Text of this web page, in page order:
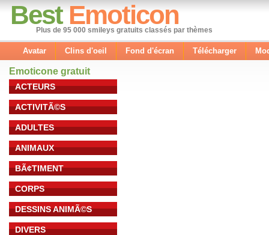
Best Emoticon
Plus de 95 000 smileys gratuits classés par thèmes
Avatar Clins d'oeil Fond d'écran Télécharger
Emoticone gratuit
ACTEURS
ACTIVITÃ©S
ADULTES
ANIMAUX
BÃ¢TIMENT
CORPS
DESSINS ANIMÃ©S
DIVERS